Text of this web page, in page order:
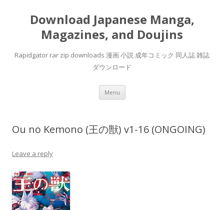
Download Japanese Manga,
Magazines, and Doujins
Rapidgator rar zip downloads 漫画 小説 成年コミック 同人誌 雑誌
ダウンロード
Menu Skip
content
Ou no Kemono (王の獣) v1-16 (ONGOING)
Leave a reply